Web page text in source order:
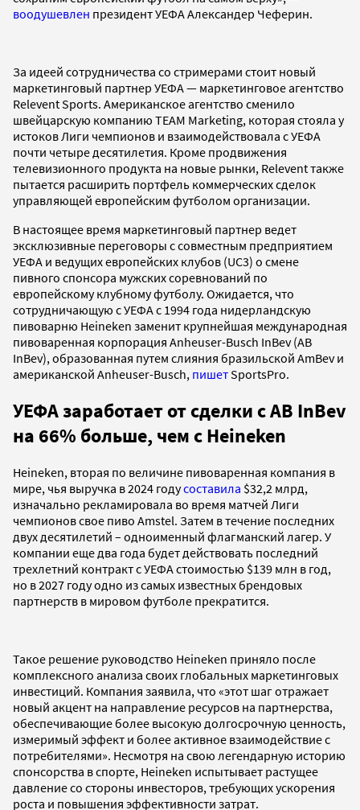
воодушевлен президент УЕФА Александер Чеферин.
За идеей сотрудничества со стримерами стоит новый
маркетинговый партнер УЕФА — маркетинговое агентство
Relevent Sports. Американское агентство сменило
швейцарскую компанию TEAM Marketing, которая стояла у
истоков Лиги чемпионов и взаимодействовала с УЕФА
почти четыре десятилетия. Кроме продвижения
телевизионного продукта на новые рынки, Relevent также
пытается расширить портфель коммерческих сделок
управляющей европейским футболом организации.
В настоящее время маркетинговый партнер ведет
эксклюзивные переговоры с совместным предприятием
УЕФА и ведущих европейских клубов (UC3) о смене
пивного спонсора мужских соревнований по
европейскому клубному футболу. Ожидается, что
сотрудничающую с УЕФА с 1994 года нидерландскую
пивоварню Heineken заменит крупнейшая международная
пивоваренная корпорация Anheuser-Busch InBev (AB
InBev), образованная путем слияния бразильской AmBev и
американской Anheuser-Busch, пишетSportsPro.
УЕФА заработает от сделки с AB InBev
на 66% больше, чем с Heineken
Heineken, вторая по величине пивоваренная компания в
мире, чья выручка в 2024 годусоставила $32,2 млрд,
изначально рекламировала во время матчей Лиги
чемпионов свое пиво Amstel. Затем в течение последних
двух десятилетий – одноименный флагманский лагер. У
компании еще два года будет действовать последний
трехлетний контракт с УЕФА стоимостью $139 млн в год,
но в 2027 году одно из самых известных брендовых
партнерств в мировом футболе прекратится.
Такое решение руководство Heineken приняло после
комплексного анализа своих глобальных маркетинговых
инвестиций. Компания заявила, что «этот шаг отражает
новый акцент на направление ресурсов на партнерства,
обеспечивающие более высокую долгосрочную ценность,
измеримый эффект и более активное взаимодействие с
потребителями». Несмотря на свою легендарную историю
спонсорства в спорте, Heineken испытывает растущее
давление со стороны инвесторов, требующих ускорения
роста и повышения эффективности затрат.